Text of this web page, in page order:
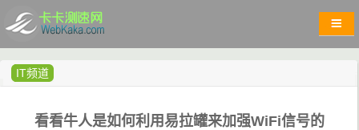
IT频道
看看牛人是如何利用易拉罐来加强WiFi信号的